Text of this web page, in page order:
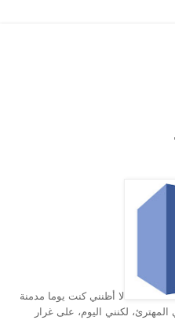
لا أظنني كنت يوما مدمنة
لكنني اليوم، على غرار